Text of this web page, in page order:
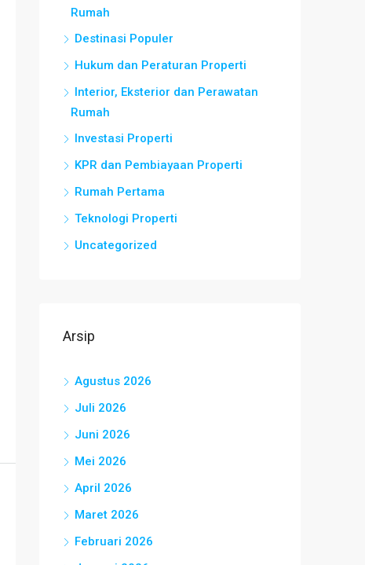
Rumah
Destinasi Populer
Hukum dan Peraturan Properti
Interior, Eksterior dan Perawatan
Rumah
Investasi Properti
KPR dan Pembiayaan Properti
Rumah Pertama
Teknologi Properti
Uncategorized
Arsip
Agustus 2026
Juli 2026
Juni 2026
Mei 2026
April 2026
Maret 2026
Februari 2026